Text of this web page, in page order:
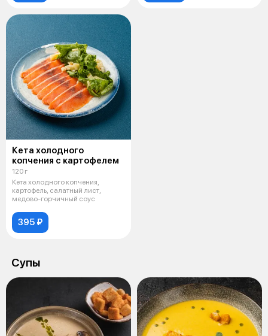
Кета холодного
копчения с картофелем
120 г
Кета холодного копчения,
картофель, салатный лист,
медово-горчичный соус
395 ₽
Супы